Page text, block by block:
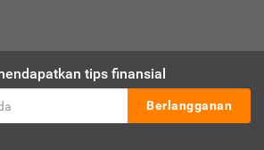
tips finansial
Berlangganan